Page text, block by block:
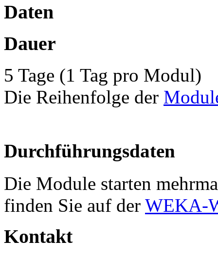
Daten
Dauer
5 Tage (1 Tag pro Modul)
Die Reihenfolge der
Durchführungsdaten
Die Module starten
finden Sie auf der WEKA-
Kontakt